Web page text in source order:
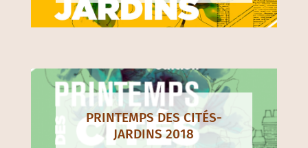
PRINTEMPS DES CITÉS-
JARDINS 2018